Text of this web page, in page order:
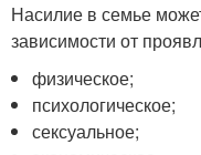
Насилие в семье
зависимости от
физическое;
психологическое;
сексуальное;